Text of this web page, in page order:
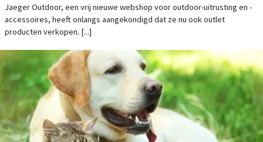
Jaeger Outdoor, een vrij nieuwe webshop voor outdoor-uitrusting en -
accessoires, heeft onlangs aangekondigd dat ze nu ook outlet
producten verkopen. [...]